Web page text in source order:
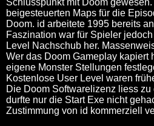
beigesteuerten Maps für die
Doom. id arbeitete 1995 bereits
Faszination war für Spieler
Level Nachschub her.
Wer das Doom Gameplay kapiert
eigene Monster Stellungen
Kostenlose User Level waren
Die Doom Softwarelizenz liess
durfte nur die Start Exe nicht
Zustimmung von id kommerziell